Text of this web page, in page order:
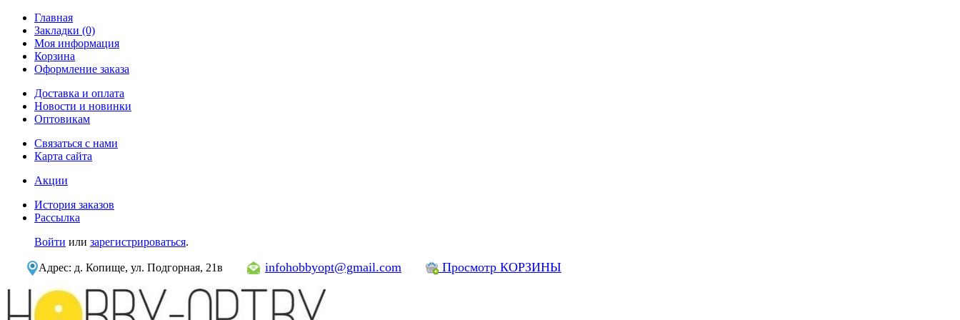
Главная
Закладки (0)
Моя информация
Корзина
Оформление заказа
Доставка и оплата
Новости и новинки
Оптовикам
Связаться с нами
Карта сайта
Акции
История заказов
Рассылка
Войти или зарегистрироваться.
Адрес: д. Копище, ул. Подгорная, 21в infohobbyopt@gmail.com Просмотр КОРЗИНЫ